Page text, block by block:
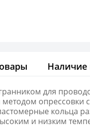
Наличие
для
кольца
и низким